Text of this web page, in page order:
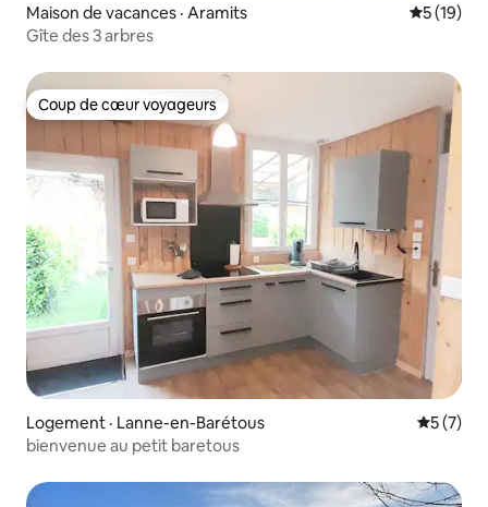
Maison de vacances · Aramits Note
5 (19)
Gîte des 3 arbres
Coup de cœur voyageurs
Coup de cœur voyageurs
Logement · Lanne-en-Barétous Note
5 (7)
bienvenue au petit baretous